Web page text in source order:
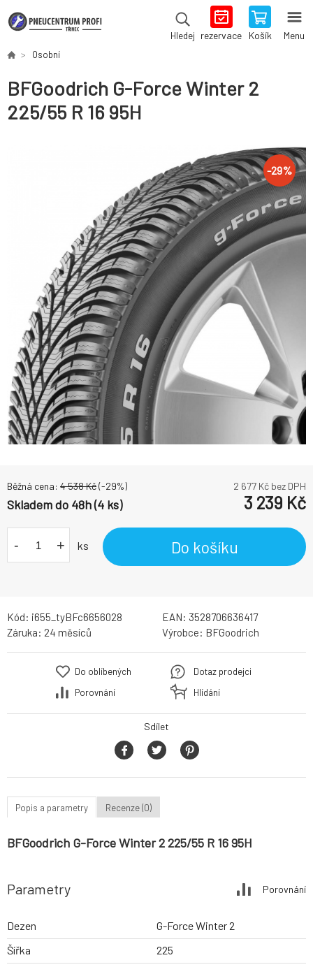
Hledej rezervace Košík Menu
Osobní
BFGoodrich G-Force Winter 2
225/55 R 16 95H
-29%
Běžná cena: 4 538Kč(-29%) 2 677 Kč bez DPH
Skladem do 48h (4 ks) 3 239 Kč
- + ks Do košíku
Kód: i655_tyBFc6656028 EAN: 3528706636417
Záruka: 24 měsíců Výrobce: BFGoodrich
Do oblíbených
Porovnání
Dotaz prodejci
Hlídání
Sdílet
Popis a parametry Recenze (0)
BFGoodrich G-Force Winter 2 225/55 R 16 95H
Parametry Porovnání
Dezen
G-Force Winter 2
Šířka
225